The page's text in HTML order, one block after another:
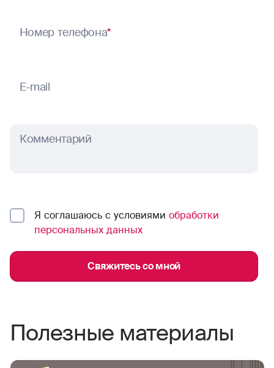
Номер телефона*
E-mail
Комментарий
Я соглашаюсь с условиями обработки
персональных данных
Свяжитесь со мной
Полезные материалы